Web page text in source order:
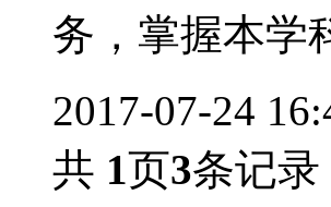
务，掌握本学
2017-07-24
共 1页3条记录